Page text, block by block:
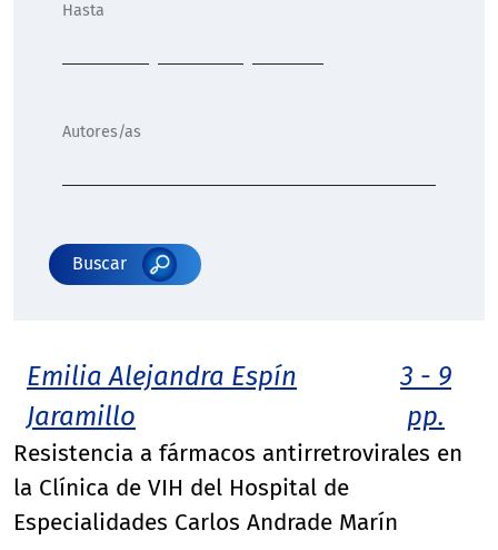
Hasta
Autores/as
Buscar
Emilia Alejandra Espín
Jaramillo
3 - 9
pp.
Resistencia a fármacos antirretrovirales en
la Clínica de VIH del Hospital de
Especialidades Carlos Andrade Marín